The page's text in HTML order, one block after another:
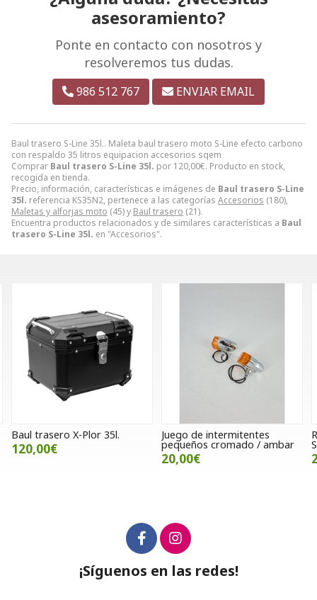
Baul trasero S-Line 35l.. Maleta baul trasero moto S-Line efecto carbono
con respaldo 35 litros equipacion accesorios sqem
Comprar Baul trasero S-Line 35l. por 120,00€. Producto en stock,
recogida en tienda.
Precio, información, características e imágenes de Baul trasero S-Line
35l. referencia KS35N2, pertenece a las categorías Accesorios (180),
Maletas y alforjas moto (45) y Baul trasero (21).
Encuentra productos relacionados y de similares características a Baul
trasero S-Line 35l. en "Accesorios".
asesoramiento?
Ponte en contacto con nosotros y
resolveremos tus dudas.
986 512 767 ENVIAR EMAIL
Baul trasero X-Plor 35l.
120,00€
Juego de intermitentes
pequeños cromado / ambar
20,00€
¡Síguenos en las redes!